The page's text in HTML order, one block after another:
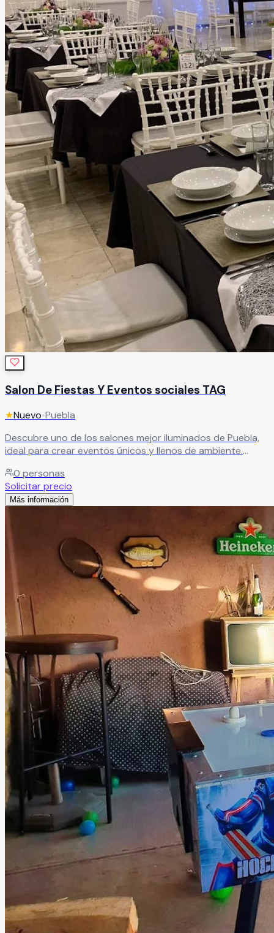
Salon De Fiestas Y Eventos sociales TAG
★Nuevo•Puebla
Descubre uno de los salones mejor iluminados de Puebla,
ideal para crear eventos únicos y llenos de ambiente.
refrescos, servicio de meseros, DJ profesional, limpieza,
seguridad, vigilancia y estacionamiento disponible las 24
horas. Ven a conocernos.
0 personas
Solicitar precio
Más información